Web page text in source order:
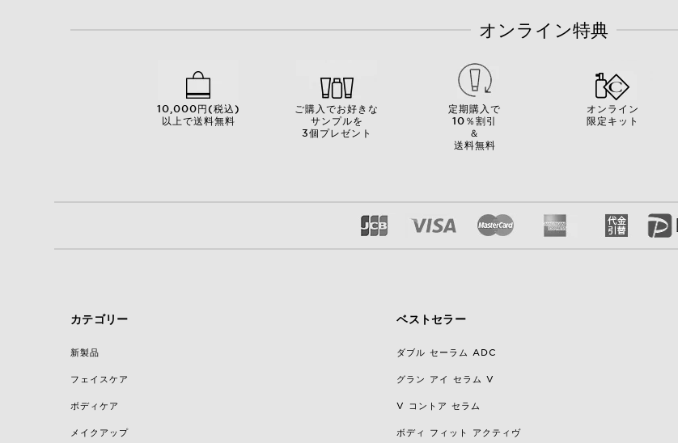
オンライン特典
10,000円(税込)
以上で送料無料
ご購入でお好きな
サンプルを
3個プレゼント
定期購入で
10％割引
＆
送料無料
オンライン
限定キット
カテゴリー
新製品
フェイスケア
ボディケア
メイクアップ
ベストセラー
ダブル セーラム ADC
グラン アイ セラム V
V コントア セラム
ボディ フィット アクティヴ